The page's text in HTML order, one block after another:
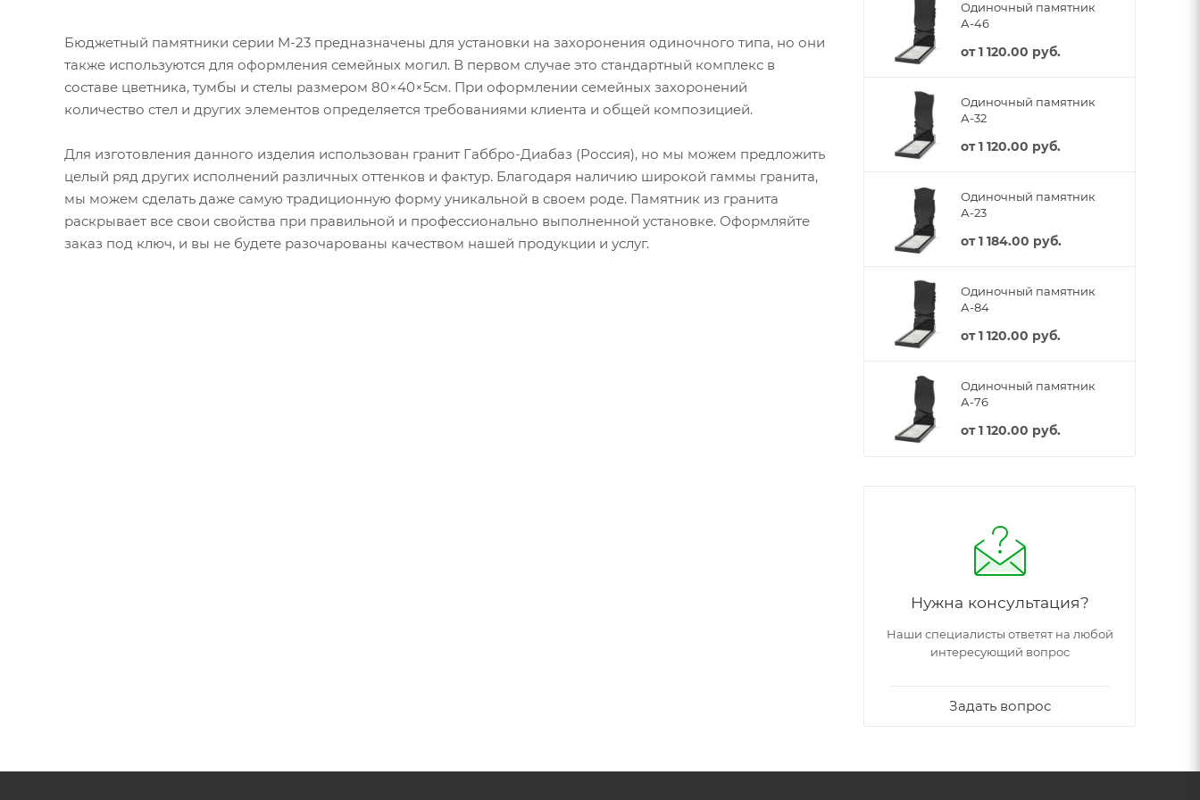
Бюджетный памятники серии M-23 предназначены для установки на захоронения одиночного типа, но они
также используются для оформления семейных могил. В первом случае это стандартный комплекс в
составе цветника, тумбы и стелы размером 80×40×5см. При оформлении семейных захоронений
количество стел и других элементов определяется требованиями клиента и общей композицией.
Для изготовления данного изделия использован гранит Габбро-Диабаз (Россия), но мы можем предложить
целый ряд других исполнений различных оттенков и фактур. Благодаря наличию широкой гаммы гранита,
мы можем сделать даже самую традиционную форму уникальной в своем роде. Памятник из гранита
раскрывает все свои свойства при правильной и профессионально выполненной установке. Оформляйте
заказ под ключ, и вы не будете разочарованы качеством нашей продукции и услуг.
Одиночный памятник
А-46
от1 120.00 руб.
Одиночный памятник
А-32
от1 120.00 руб.
Одиночный памятник
А-23
от1 184.00 руб.
Одиночный памятник
А-84
от1 120.00 руб.
Одиночный памятник
А-76
от1 120.00 руб.
Нужна консультация?
Наши специалисты ответят на любой
интересующий вопрос
Задать вопрос